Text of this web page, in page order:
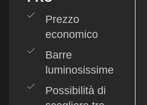
Prezzo
economico
Barre
luminosissime
Possibilità di